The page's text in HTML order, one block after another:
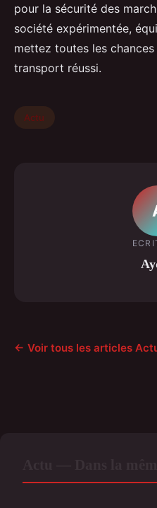
pour la sécurité des
société expérimentée,
mettez toutes les
transport réussi.
Actu
← Voir tous les articles